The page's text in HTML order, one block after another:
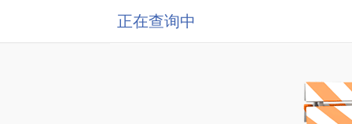
正在查询中